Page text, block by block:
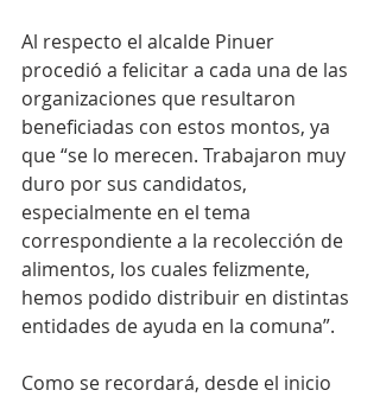
Al respecto el alcalde Pinuer
procedió a felicitar a cada una de las
organizaciones que resultaron
beneficiadas con estos montos, ya
que “se lo merecen. Trabajaron muy
duro por sus candidatos,
especialmente en el tema
correspondiente a la recolección de
alimentos, los cuales felizmente,
hemos podido distribuir en distintas
entidades de ayuda en la comuna”.
Como se recordará, desde el inicio